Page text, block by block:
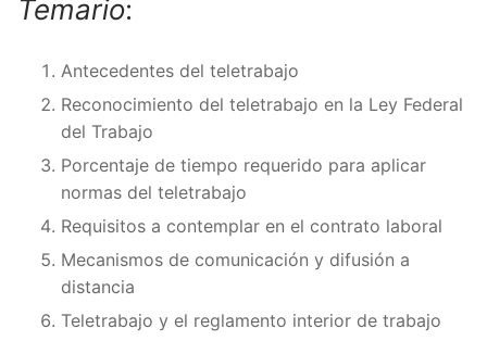
Temario:
Antecedentes del teletrabajo
Reconocimiento del teletrabajo en la Ley Federal
del Trabajo
Porcentaje de tiempo requerido para aplicar
normas del teletrabajo
Requisitos a contemplar en el contrato laboral
Mecanismos de comunicación y difusión a
distancia
Teletrabajo y el reglamento interior de trabajo